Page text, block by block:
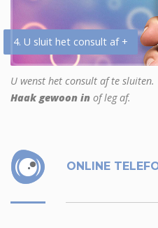
4. U sluit het consult af +
U wenst het consult af te sluiten.
Haak gewoon in of leg af.
ONLINE